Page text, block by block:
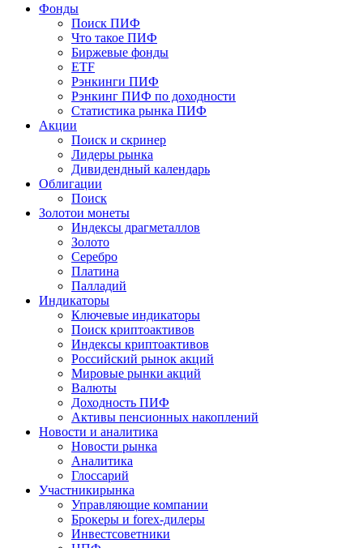
Фонды
Поиск ПИФ
Что такое ПИФ
Биржевые фонды
ETF
Рэнкинги ПИФ
Рэнкинг ПИФ по доходности
Статистика рынка ПИФ
Акции
Поиск и скринер
Лидеры рынка
Дивидендный календарь
Облигации
Поиск
Золотои монеты
Индексы драгметаллов
Золото
Серебро
Платина
Палладий
Индикаторы
Ключевые индикаторы
Поиск криптоактивов
Индексы криптоактивов
Российский рынок акций
Мировые рынки акций
Валюты
Доходность ПИФ
Активы пенсионных накоплений
Новости и аналитика
Новости рынка
Аналитика
Глоссарий
Участникирынка
Управляющие компании
Брокеры и forex-дилеры
Инвестсоветники